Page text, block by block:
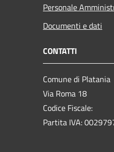
Personale
Documenti e dati
CONTATTI
Comune di Platania
Via Roma 18
Codice Fiscale:
Partita IVA: